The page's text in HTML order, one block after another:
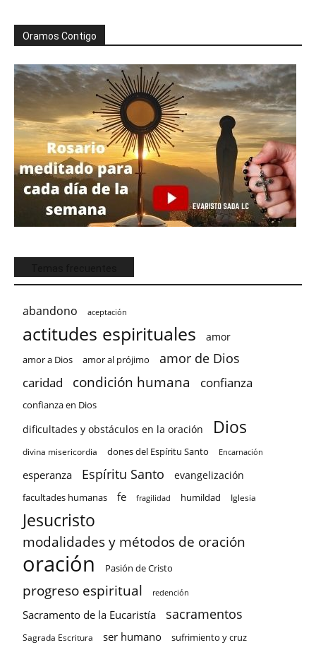
Oramos Contigo
abandono aceptación
actitudes espirituales amor
amor a Dios amor al prójimo amor de Dios
caridad condición humana confianza
confianza en Dios
dificultades y obstáculos en la oración Dios
divina misericordia dones del Espíritu Santo Encarnación
esperanza Espíritu Santo evangelización
facultades humanas fe fragilidad humildad Iglesia
Jesucristo
modalidades y métodos de oración
oración Pasión de Cristo
progreso espiritual redención
Sacramento de la Eucaristía sacramentos
Sagrada Escritura ser humano sufrimiento y cruz